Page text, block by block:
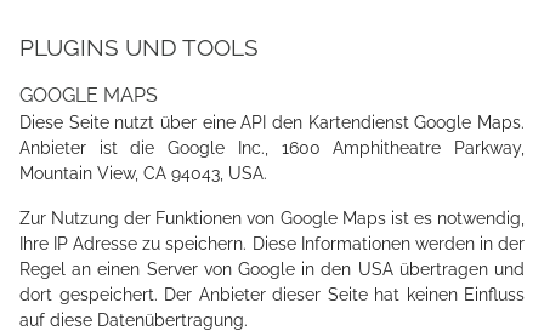
PLUGINS UND TOOLS
GOOGLE MAPS
Diese Seite nutzt über eine API den Kartendienst Google Maps.
Anbieter ist die Google Inc., 1600 Amphitheatre Parkway,
Mountain View, CA 94043, USA.
Zur Nutzung der Funktionen von Google Maps ist es notwendig,
Ihre IP Adresse zu speichern. Diese Informationen werden in der
Regel an einen Server von Google in den USA übertragen und
dort gespeichert. Der Anbieter dieser Seite hat keinen Einfluss
auf diese Datenübertragung.